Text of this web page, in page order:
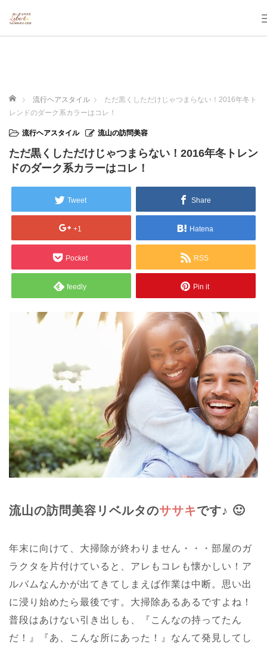
ホーム 流行ヘアスタイル
ただ黒くしただけじゃつまらない！2016年冬ト
レンドのダーク系カラーはコレ！
流行ヘアスタイル 流山の訪問美容
ただ黒くしただけじゃつまらない！2016年冬トレン
ドのダーク系カラーはコレ！
Tweet Share
+1 Hatena
Pocket RSS
feedly Pin it
流山の訪問美容リベルタのササキです♪ 🙂
年末に向けて、大掃除が終わりません・・・部屋のガ
ラクタを片付けていると、アレもコレも懐かしい！ア
ルバムなんかが出てきてしまえば作業は中断。思い出
に浸り始めたら最後です。大掃除あるあるですよね！
普段はあけない引き出しも、『こんなの持ってたん
だ！』『あ、こんな所にあった！』なんて発見してし